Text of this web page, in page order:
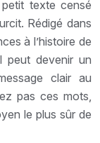
texte censé
Rédigé dans
à l’histoire de
peut devenir un
clair au
pas ces mots,
le plus sûr de